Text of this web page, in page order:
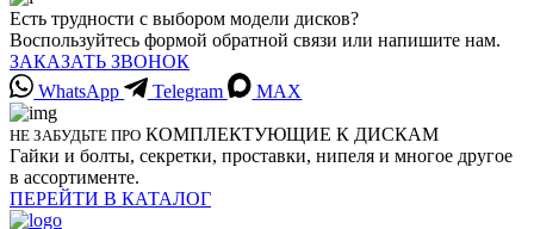
Есть трудности с выбором модели дисков?
Воспользуйтесь формой обратной связи или напишите нам.
ЗАКАЗАТЬ ЗВОНОК
WhatsApp
Telegram MAX
НЕ ЗАБУДЬТЕ ПРО КОМПЛЕКТУЮЩИЕ К ДИСКАМ
Гайки и болты, секретки, проставки, нипеля и многое другое
в ассортименте.
ПЕРЕЙТИ В КАТАЛОГ